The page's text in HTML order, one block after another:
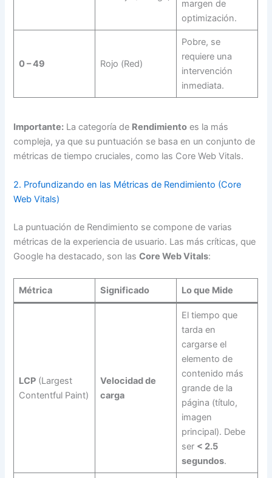
margen de
optimización.
0 – 49 Rojo (Red)
Pobre, se
requiere una
intervención
inmediata.
Importante: La categoría de Rendimiento es la más
compleja, ya que su puntuación se basa en un conjunto de
métricas de tiempo cruciales, como las Core Web Vitals.
2. Profundizando en las Métricas de Rendimiento (Core
Web Vitals)
La puntuación de Rendimiento se compone de varias
métricas de la experiencia de usuario. Las más críticas, que
Google ha destacado, son lasCore Web Vitals:
Métrica Significado Lo que Mide
LCP(Largest
Contentful Paint)
Velocidad de
carga
El tiempo que
tarda en
cargarse el
elemento de
contenido más
grande de la
página (título,
imagen
principal). Debe
ser < 2.5
segundos.